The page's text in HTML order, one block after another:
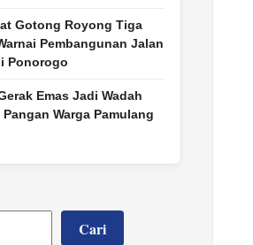
Gotong Royong Tiga
Pembangunan Jalan
Ponorogo
Emas Jadi Wadah
Warga Pamulang
Cari